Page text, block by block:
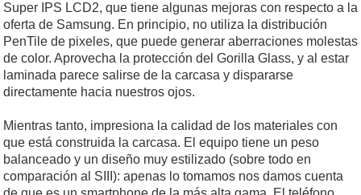
Super IPS LCD2, que tiene algunas mejoras con respecto a la
oferta de Samsung. En principio, no utiliza la distribución
PenTile de pixeles, que puede generar aberraciones molestas
de color. Aprovecha la protección del Gorilla Glass, y al estar
laminada parece salirse de la carcasa y dispararse
directamente hacia nuestros ojos.
Mientras tanto, impresiona la calidad de los materiales con
que está construida la carcasa. El equipo tiene un peso
balanceado y un diseño muy estilizado (sobre todo en
comparación al SIII): apenas lo tomamos nos damos cuenta